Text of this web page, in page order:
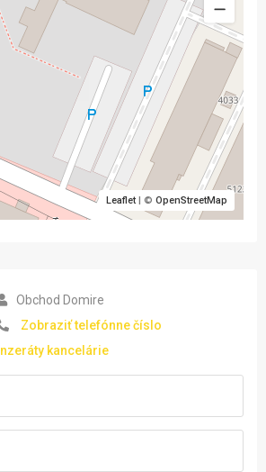
Leaflet| © OpenStreetMap
Obchod Domire
Zobraziť telefónne číslo
Inzeráty kancelárie